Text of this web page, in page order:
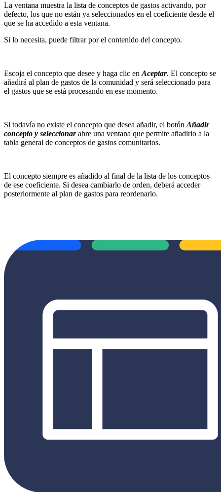
La ventana muestra la lista de conceptos de gastos activando, por
defecto, los que no están ya seleccionados en el coeficiente desde el
que se ha accedido a esta ventana.
Si lo necesita, puede filtrar por el contenido del concepto.
Escoja el concepto que desee y haga clic en Aceptar. El concepto se
añadirá al plan de gastos de la comunidad y será seleccionado para
el gastos que se está procesando en ese momento.
Si todavía no existe el concepto que desea añadir, el botón Añadir
concepto y seleccionarabre una ventana que permite añadirlo a la
tabla general de conceptos de gastos comunitarios.
El concepto siempre es añadido al final de la lista de los conceptos
de ese coeficiente. Si desea cambiarlo de orden, deberá acceder
posteriormente al plan de gastos para reordenarlo.